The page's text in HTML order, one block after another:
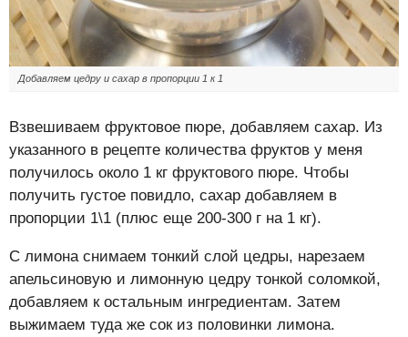
Добавляем цедру и сахар в пропорции 1 к 1
Взвешиваем фруктовое пюре, добавляем сахар. Из
указанного в рецепте количества фруктов у меня
получилось около 1 кг фруктового пюре. Чтобы
получить густое повидло, сахар добавляем в
пропорции 1\1 (плюс еще 200-300 г на 1 кг).
С лимона снимаем тонкий слой цедры, нарезаем
апельсиновую и лимонную цедру тонкой соломкой,
добавляем к остальным ингредиентам. Затем
выжимаем туда же сок из половинки лимона.